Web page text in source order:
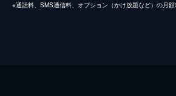
※通話料、SMS通信料、オプション（かけ放題など）の月額